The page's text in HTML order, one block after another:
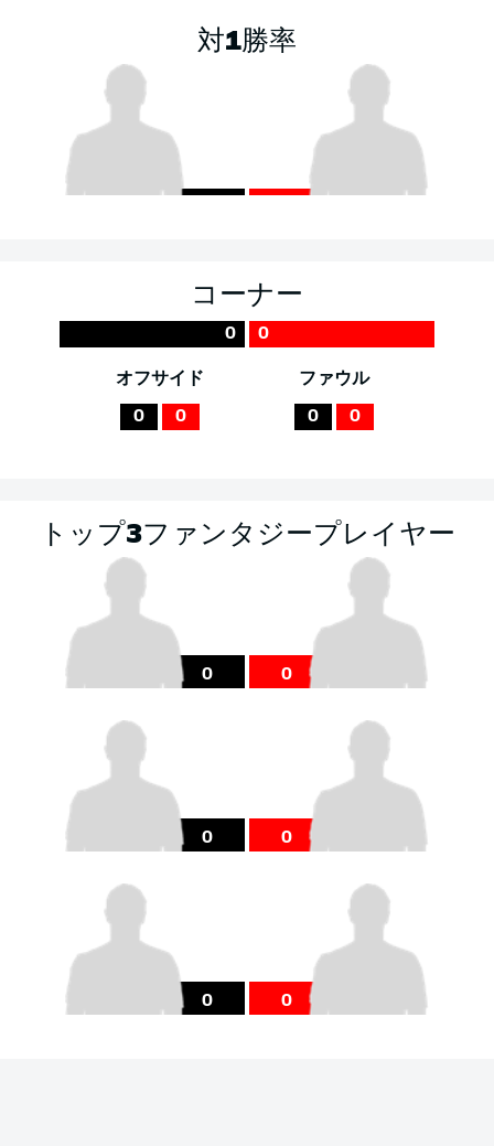
対1勝率
コーナー
0 0
オフサイド
0 0
ファウル
0 0
トップ3ファンタジープレイヤー
0 0
0 0
0 0